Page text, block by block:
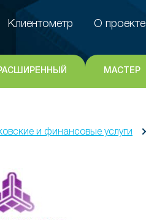
Клиентометр
Клиентометр О проекте
МАСТЕР
и финансовые услуги